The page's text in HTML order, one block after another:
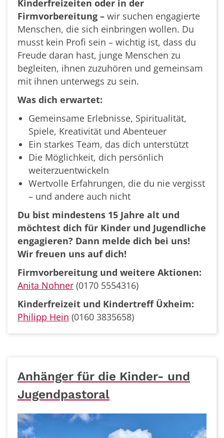
Kinderfreizeiten oder in der
Firmvorbereitung – wir suchen engagierte
Menschen, die sich einbringen wollen. Du
musst kein Profi sein – wichtig ist, dass du
Freude daran hast, junge Menschen zu
begleiten, ihnen zuzuhören und gemeinsam
mit ihnen unterwegs zu sein.
Was dich erwartet:
Gemeinsame Erlebnisse, Spiritualität,
Spiele, Kreativität und Abenteuer
Ein starkes Team, das dich unterstützt
Die Möglichkeit, dich persönlich
weiterzuentwickeln
Wertvolle Erfahrungen, die du nie vergisst
– und andere auch nicht
Du bist mindestens 15 Jahre alt und
möchtest dich für Kinder und Jugendliche
engagieren? Dann melde dich bei uns!
Wir freuen uns auf dich!
Firmvorbereitung und weitere Aktionen:
Anita Nohner (0170 5554316)
Kinderfreizeit und Kindertreff Üxheim:
Philipp Hein (0160 3835658)
Anhänger für die Kinder- und
Jugendpastoral